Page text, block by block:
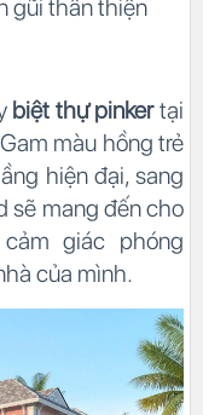
gũi thân thiện
biệt thự pinkertại
màu hồng trẻ
hiện đại, sang
sẽ mang đến cho
giác phóng
của mình.